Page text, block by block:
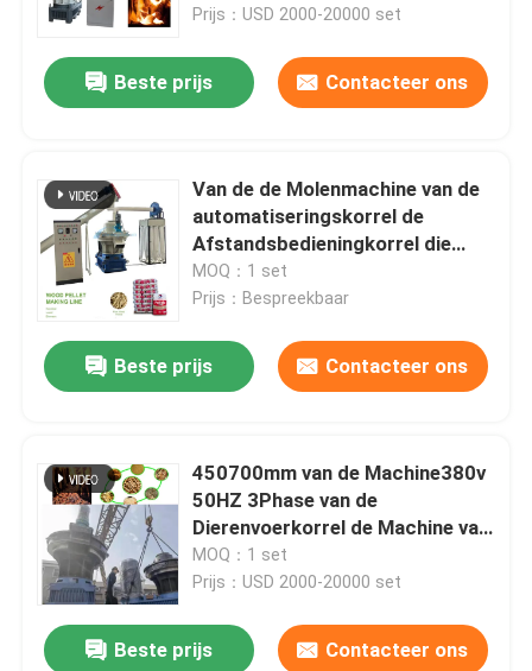
Prijs：USD 2000-20000 set
Beste prijs Contacteer ons
Van de de Molenmachine van de
automatiseringskorrel de
Afstandsbedieningkorrel die
Machine 1-3ton/H maken
MOQ：1 set
Prijs：Bespreekbaar
Beste prijs Contacteer ons
450700mm van de Machine380v
50HZ 3Phase van de
Dierenvoerkorrel de Machine van
de de Korrelmaker
MOQ：1 set
Prijs：USD 2000-20000 set
Beste prijs Contacteer ons